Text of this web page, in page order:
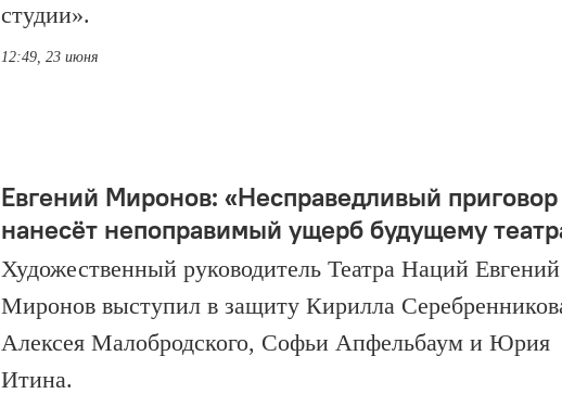
студии».
12:49, 23 июня
Евгений Миронов: «Несправедливый приговор
нанесёт непоправимый ущерб будущему
Художественный руководитель Театра Наций Евгений
Миронов выступил в защиту Кирилла
Алексея Малобродского, Софьи Апфельбаум и Юрия
Итина.